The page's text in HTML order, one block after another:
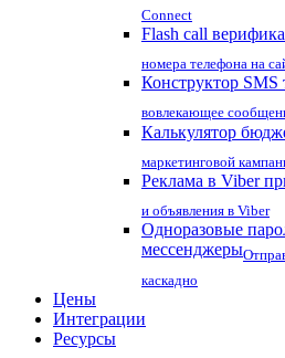
Connect
Flash call
номера телефона на
Конструктор SMS
вовлекающее
Калькулятор
маркетинговой
Реклама в Viber
и объявления в Viber
Одноразовые
мессенджеры
каскадно
Цены
Интеграции
Ресурсы